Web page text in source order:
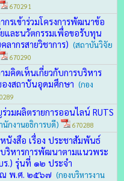
670291
รเข้าร่วมโครงการพัฒนาข้อ
และนวัตกรรมเพื่อขอรับทุน
ากรสายวิชาการ) (สถาบันวิจัย
670290
มคิดเห็นเกี่ยวกับการบริหาร
องสถาบันอุดมศึกษา (กอง
วมผลิตรายการออนไลน์ RUTS
นักงานอธิการบดี) 670288
นังสือ เรื่อง ประชาสัมพันธ์
บริหารการพัฒนาตามแนวพระ
ร.) รุ่นที่ ๑๒ ประจํา
พ.ศ. ๒๕๖๗ (กองบริหารงาน